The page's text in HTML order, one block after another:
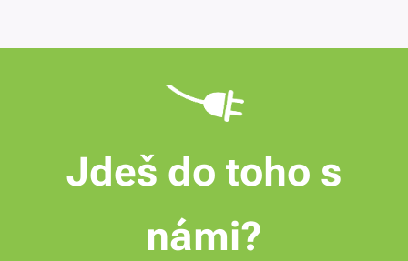
Jdeš do toho s
námi?